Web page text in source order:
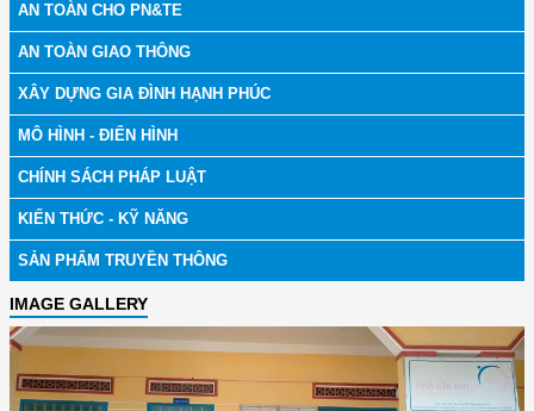
AN TOÀN CHO PN&TE
AN TOÀN GIAO THÔNG
XÂY DỰNG GIA ĐÌNH HẠNH PHÚC
MÔ HÌNH - ĐIỂN HÌNH
CHÍNH SÁCH PHÁP LUẬT
KIẾN THỨC - KỸ NĂNG
SẢN PHẨM TRUYỀN THÔNG
IMAGE GALLERY